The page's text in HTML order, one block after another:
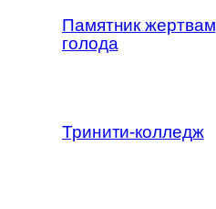
Памятник жертвам
голода
Тринити-колледж